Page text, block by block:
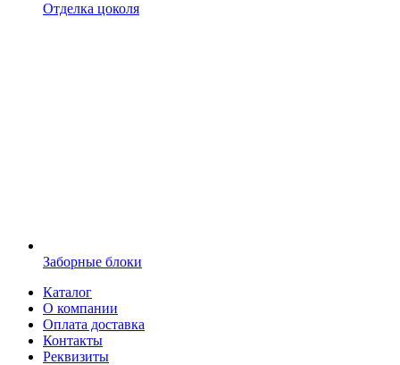
Отделка цоколя
Заборные блоки
Каталог
О компании
Оплата доставка
Контакты
Реквизиты